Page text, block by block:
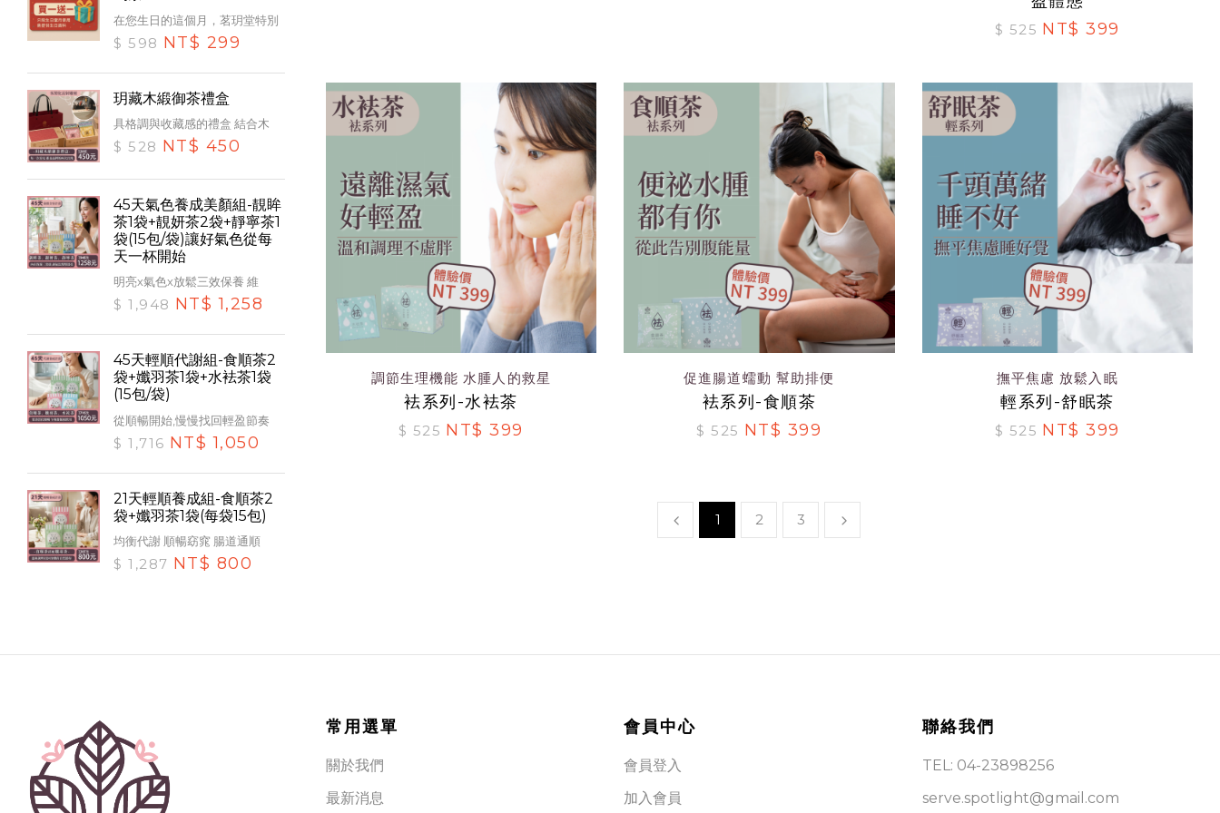
在您生日的這個月，茗玥堂特別
$ 598 NT$ 299
玥藏木緞御茶禮盒
具格調與收藏感的禮盒 結合木
$ 528 NT$ 450
45天氣色養成美顏組-靚眸
茶1袋+靚妍茶2袋+靜寧茶1
袋(15包/袋)讓好氣色從每
天一杯開始
明亮x氣色x放鬆三效保養 維
$ 1,948 NT$ 1,258
45天輕順代謝組-食順茶2
袋+孅羽茶1袋+水袪茶1袋
(15包/袋)
從順暢開始,慢慢找回輕盈節奏
$ 1,716 NT$ 1,050
21天輕順養成組-食順茶2
袋+孅羽茶1袋(每袋15包)
均衡代謝 順暢窈窕 腸道通順
$ 1,287 NT$ 800
$ 525 NT$ 399
調節生理機能 水腫人的救星
袪系列-水袪茶
$ 525 NT$ 399
促進腸道蠕動 幫助排便
袪系列-食順茶
$ 525 NT$ 399
撫平焦慮 放鬆入眠
輕系列-舒眠茶
$ 525 NT$ 399
1 2 3
常用選單
關於我們
最新消息
會員中心
會員登入
加入會員
聯絡我們
TEL: 04-23898256
serve.spotlight@gmail.com